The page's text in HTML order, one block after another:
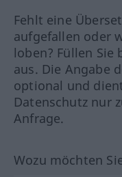
Fehlt eine
aufgefallen oder
loben? Füllen Sie
aus. Die Angabe
optional und
Datenschutz nur
Anfrage.
Wozu möchten